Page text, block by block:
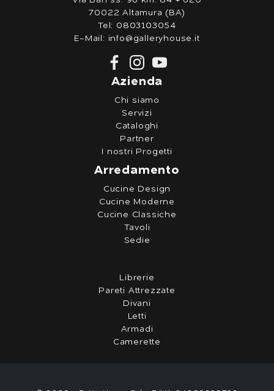
70022 Altamura (BA)
Tel: 0803103054
E-Mail: info@galleryhouse.it
Azienda
Chi siamo
Servizi
Cataloghi
Partner
I nostri Progetti
Arredamento
Cucine Design
Cucine Moderne
Cucine Classiche
Tavoli
Sedie
Librerie
Pareti Attrezzate
Divani
Letti
Armadi
Camerette